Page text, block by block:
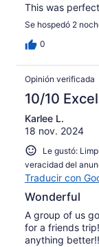
This was
Se hospedó 2
0
Opinión verificada
10/10
Karlee L.
18 nov. 2024
Le gustó:
veracidad del
Traducir con
Wonderful
A group of us
for a friends
anything better!!